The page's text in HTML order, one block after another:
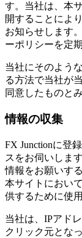
す。当社は、本
開することによ
お知らせします
ーポリシーを定
当社にそのよう
る方法で当社が
同意したものと
情報の収集
FX Junctionに登
スをお伺いしま
情報をお願いす
本サイトにおい
供するために使
当社は、IPアド
クリック元とな